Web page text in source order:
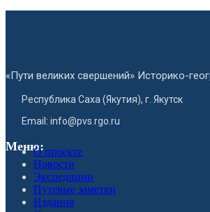
«Пути великих свершений» Историко-
Республика Саха (Якутия), г. Якутск
Email: info@pvs.rgo.ru
Меню:О проекте
Новости
Экспедиции
Путевые заметки
Издания